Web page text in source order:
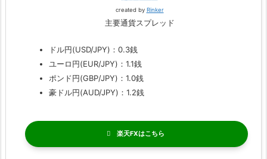
created by Rinker
主要通貨スプレッド
ドル円(USD/JPY)：0.3銭
ユーロ円(EUR/JPY)：1.1銭
ポンド円(GBP/JPY)：1.0銭
豪ドル円(AUD/JPY)：1.2銭
楽天FX